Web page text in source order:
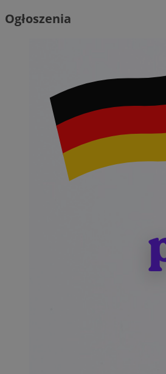
Ogłoszenia